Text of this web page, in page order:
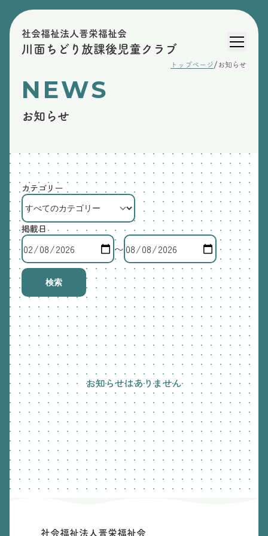
社会福祉法人晋栄福祉会
川面ちどり放課後児童クラブ
トップページ/ お知らせ
NEWS
お知らせ
カテゴリー
掲載日
〜
検索
お知らせはありません
社会福祉法人晋栄福祉会